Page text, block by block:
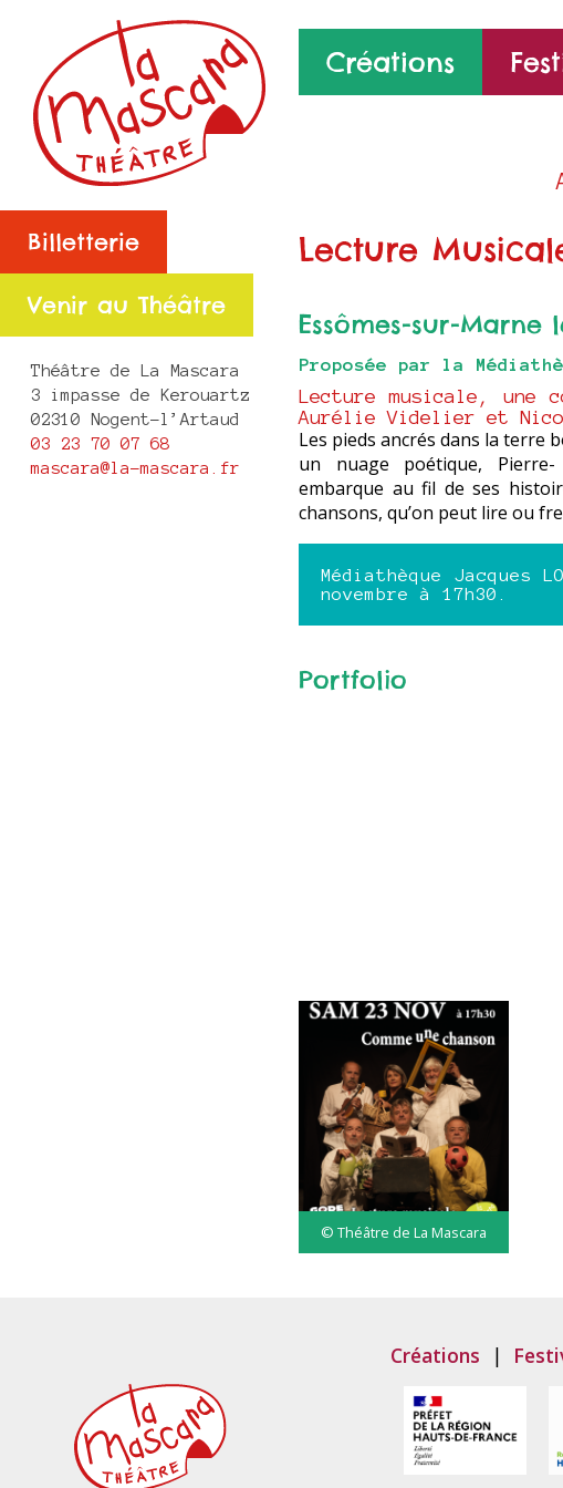
Créations
Billetterie
Venir au Théâtre
Théâtre de La Mascara
3 impasse de Kerouartz
02310 Nogent-l’Artaud
03 23 70 07 68
mascara@la-mascara.fr
Lecture
Essômes-sur-Marne
Proposée par la
Lecture musicale, une
Aurélie Videlier et
Les pieds ancrés dans la terre
un nuage poétique, Pierre-
embarque au fil de ses
chansons, qu’on peut lire ou
Médiathèque Jacques
novembre à 17h30.
Portfolio
© Théâtre de La Mascara
Créations |